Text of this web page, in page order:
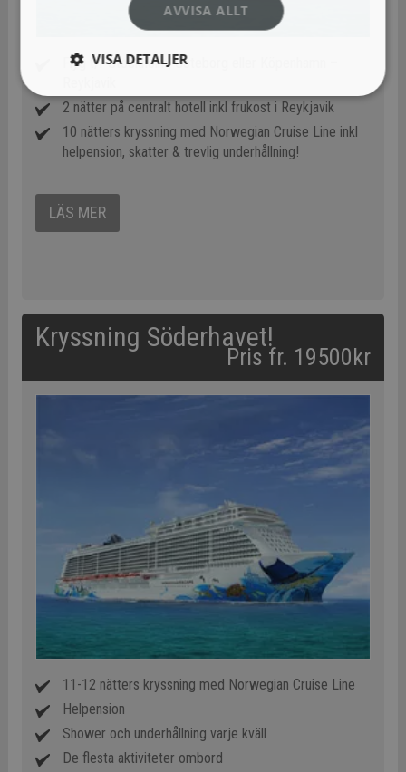
Flyg t/r Stockholm, Göteborg eller Köpenhamn –
2 nätter på centralt hotell inkl frukost i Reykjavik
10 nätters kryssning med Norwegian Cruise Line inkl
helpension, skatter & trevlig underhållning!
LÄS MER
Kryssning Söderhavet!
Pris fr. 19500kr
11-12 nätters kryssning med Norwegian Cruise Line
Helpension
Shower och underhållning varje kväll
De flesta aktiviteter ombord
AVVISA ALLT
VISA DETALJER